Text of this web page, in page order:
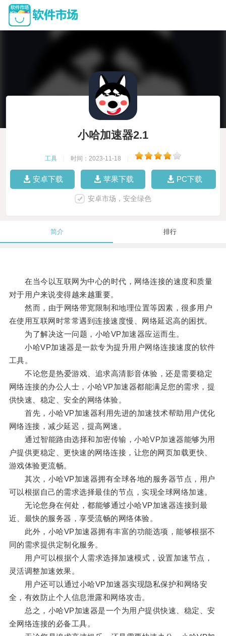
小哈加速器2.1
工具 时间：2023-11-18
安卓下载 苹果下载 PC下载
安卓市场，安全绿色
简介 排行
在当今以互联网为中心的时代，网络连接的速度和质量
对于用户来说变得越来越重要。
然而，由于网络带宽限制和地理位置等因素，很多用户
在使用互联网时常常遇到连接速度慢、网络延迟高的困扰。
为了解决这一问题，小哈VP加速器应运而生。
小哈VP加速器是一款专为提升用户网络连接速度的软件
工具。
不论您是热爱游戏、追求高清影音体验，还是需要稳定
网络连接的办公人士，小哈VP加速器都能满足您的需求，提
供快速、稳定、安全的网络体验。
首先，小哈VP加速器利用先进的加速技术帮助用户优化
网络连接，减少延迟，提高网速。
通过智能路由选择和加密传输，小哈VP加速器能够为用
户提供更稳定、更快速的网络连接，让您的网页加载更快、
游戏体验更流畅。
其次，小哈VP加速器拥有全球各地的服务器节点，用户
可以根据自己的需求选择最佳的节点，实现全球网络加速。
无论您身在何处，都能够通过小哈VP加速器连接到最
近、最快的服务器，享受流畅的网络体验。
此外，小哈VP加速器拥有丰富的功能选项，能够根据不
同的需求提供定制化服务。
用户可以根据个人需求选择加速模式，设置加速节点，
灵活调整加速效果。
用户还可以通过小哈VP加速器实现隐私保护和网络安
全，有效防止个人信息泄露和网络攻击。
总之，小哈VP加速器是一个为用户提供快速、稳定、安
全网络连接的必备工具。